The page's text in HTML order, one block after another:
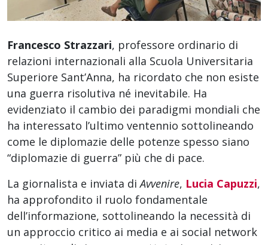
Francesco Strazzari, professore ordinario di
relazioni internazionali alla Scuola Universitaria
Superiore Sant’Anna, ha ricordato che non esiste
una guerra risolutiva né inevitabile. Ha
evidenziato il cambio dei paradigmi mondiali che
ha interessato l’ultimo ventennio sottolineando
come le diplomazie delle potenze spesso siano
“diplomazie di guerra” più che di pace.
La giornalista e inviata diAvvenire, Lucia Capuzzi,
ha approfondito il ruolo fondamentale
dell’informazione, sottolineando la necessità di
un approccio critico ai media e ai social network